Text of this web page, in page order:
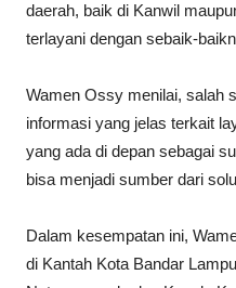
daerah, baik di Kanwil
terlayani dengan sebaik-
Wamen Ossy menilai, salah
informasi yang jelas terkait
yang ada di depan sebagai
bisa menjadi sumber dari
Dalam kesempatan ini,
di Kantah Kota Bandar